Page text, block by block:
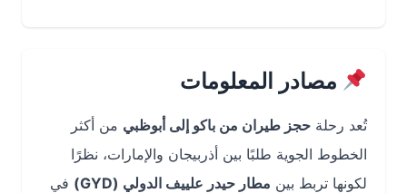
مصادر المعلومات
تُعد رحلة حجز طيران من باكو إلى أبوظبيمن أكثر
الخطوط الجوية طلبًا بين أذربيجان والإمارات، نظرًا
لكونها تربط بينمطار حيدر علييف الدولي (GYD)
في